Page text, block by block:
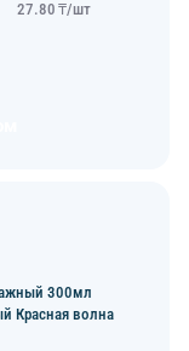
27.80 ₸/шт
300мл
Красная волна